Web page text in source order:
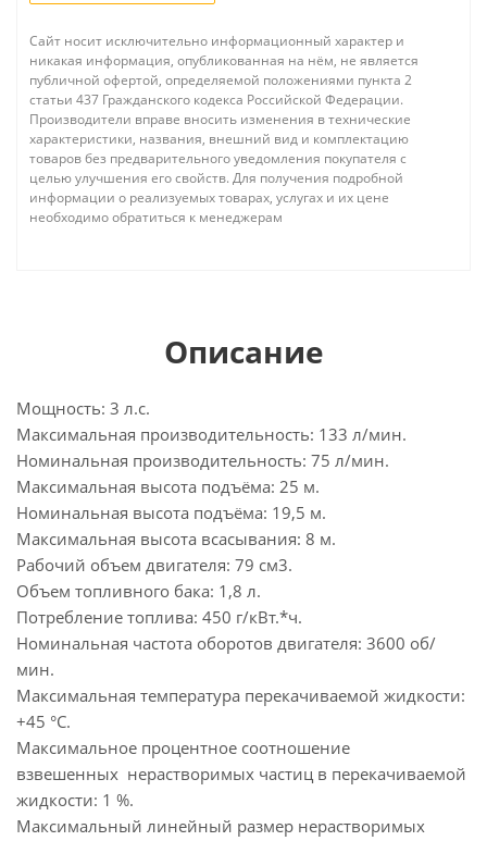
Сайт носит исключительно информационный характер и
никакая информация, опубликованная на нём, не является
публичной офертой, определяемой положениями пункта 2
статьи 437 Гражданского кодекса Российской Федерации.
Производители вправе вносить изменения в технические
характеристики, названия, внешний вид и комплектацию
товаров без предварительного уведомления покупателя с
целью улучшения его свойств. Для получения подробной
информации о реализуемых товарах, услугах и их цене
необходимо обратиться к менеджерам
Описание
Мощность: 3 л.с.
Максимальная производительность: 133 л/мин.
Номинальная производительность: 75 л/мин.
Максимальная высота подъёма: 25 м.
Номинальная высота подъёма: 19,5 м.
Максимальная высота всасывания: 8 м.
Рабочий объем двигателя: 79 см3.
Объем топливного бака: 1,8 л.
Потребление топлива: 450 г/кВт.*ч.
Номинальная частота оборотов двигателя: 3600 об/
мин.
Максимальная температура перекачиваемой жидкости:
+45 °С.
Максимальное процентное соотношение
взвешенных нерастворимых частиц в перекачиваемой
жидкости: 1 %.
Максимальный линейный размер нерастворимых